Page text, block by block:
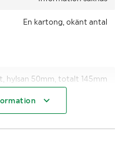
En kartong, okänt antal
hylsan 50mm, totalt 145mm